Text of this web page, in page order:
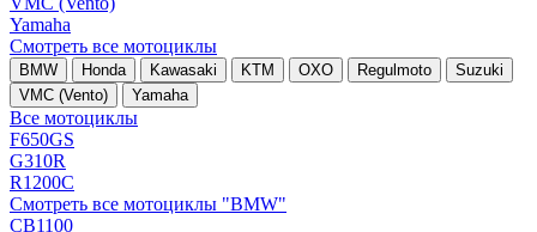
Yamaha
Смотреть все мотоциклы
BMW Honda Kawasaki KTM OXO Regulmoto
Suzuki
VMC (Vento)
Yamaha
Все мотоциклы
F650GS
G310R
R1200C
Смотреть все мотоциклы "BMW"
CB1100